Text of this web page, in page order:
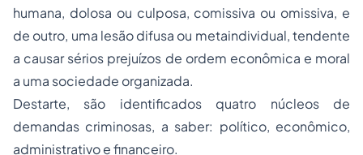
humana, dolosa ou culposa, comissiva ou omissiva, e
de outro, uma lesão difusa ou metaindividual, tendente
a causar sérios prejuízos de ordem econômica e moral
a uma sociedade organizada.
Destarte, são identificados quatro núcleos de
demandas criminosas, a saber: político, econômico,
administrativo e financeiro.